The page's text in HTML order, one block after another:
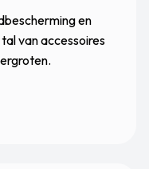
en
van accessoires